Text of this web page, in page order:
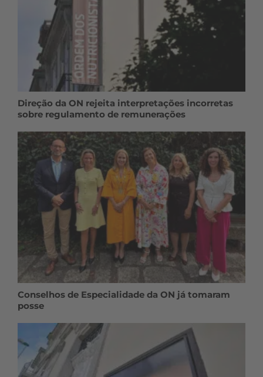
Direção da ON rejeita interpretações incorretas
sobre regulamento de remunerações
Conselhos de Especialidade da ON já tomaram
posse